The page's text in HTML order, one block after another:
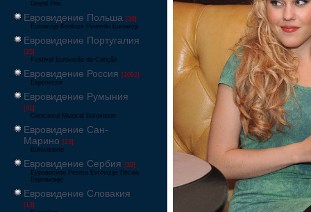
Grand Prix
Евровидение Польша [36]
Eurowizja Konkurs Piosenki Eurowizji
Евровидение Португалия
[25]
Festival Eurovisão da Canção
Евровидение Россия [1062]
Европесня
Евровидение Румыния
[41]
Concursul Muzical Eurovision
Евровидение Сан-
Марино [23]
Eurovisione
Евровидение Сербия [39]
Еуровисион Pesma Evrovizije Песма
Евровизије
Евровидение Словакия
[13]